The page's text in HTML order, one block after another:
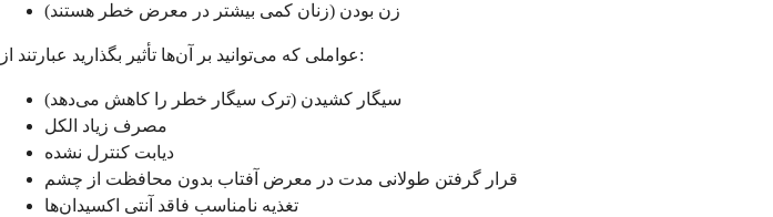
زن بودن (زنان کمی بیشتر در معرض خطر هستند)
عواملی که می‌توانید بر آن‌ها تأثیر بگذارید عبارتند از:
سیگار کشیدن (ترک سیگار خطر را کاهش می‌دهد)
مصرف زیاد الکل
دیابت کنترل نشده
قرار گرفتن طولانی مدت در معرض آفتاب بدون محافظت از چشم
تغذیه نامناسب فاقد آنتی اکسیدان‌ها